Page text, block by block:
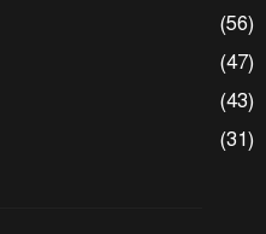
(56)
(47)
(43)
(31)